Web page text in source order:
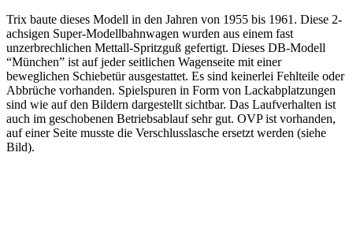
Trix baute dieses Modell in den Jahren von 1955 bis 1961. Diese 2-
achsigen Super-Modellbahnwagen wurden aus einem fast
unzerbrechlichen Mettall-Spritzguß gefertigt. Dieses DB-Modell
“München” ist auf jeder seitlichen Wagenseite mit einer
beweglichen Schiebetür ausgestattet. Es sind keinerlei Fehlteile oder
Abbrüche vorhanden. Spielspuren in Form von Lackabplatzungen
sind wie auf den Bildern dargestellt sichtbar. Das Laufverhalten ist
auch im geschobenen Betriebsablauf sehr gut. OVP ist vorhanden,
auf einer Seite musste die Verschlusslasche ersetzt werden (siehe
Bild).